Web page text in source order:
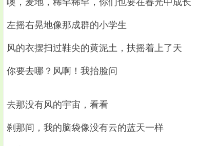
左摇右晃地像那成群的小学生
风的衣摆扫过鞋尖的黄泥土，扶摇着上了天
你要去哪？风啊！我抬脸问
去那没有风的宇宙，看看
刹那间，我的脑袋像没有云的蓝天一样